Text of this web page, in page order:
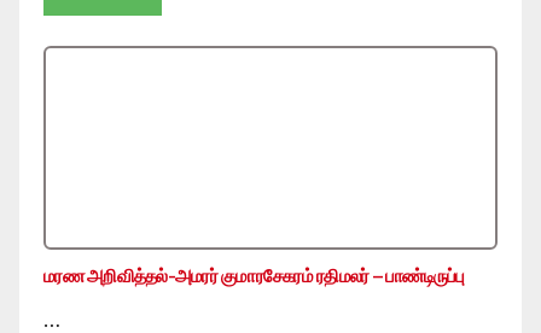
மரண அறிவித்தல்-அமரர் குமாரசேகரம் ரதிமலர் – பாண்டிருப்பு
…